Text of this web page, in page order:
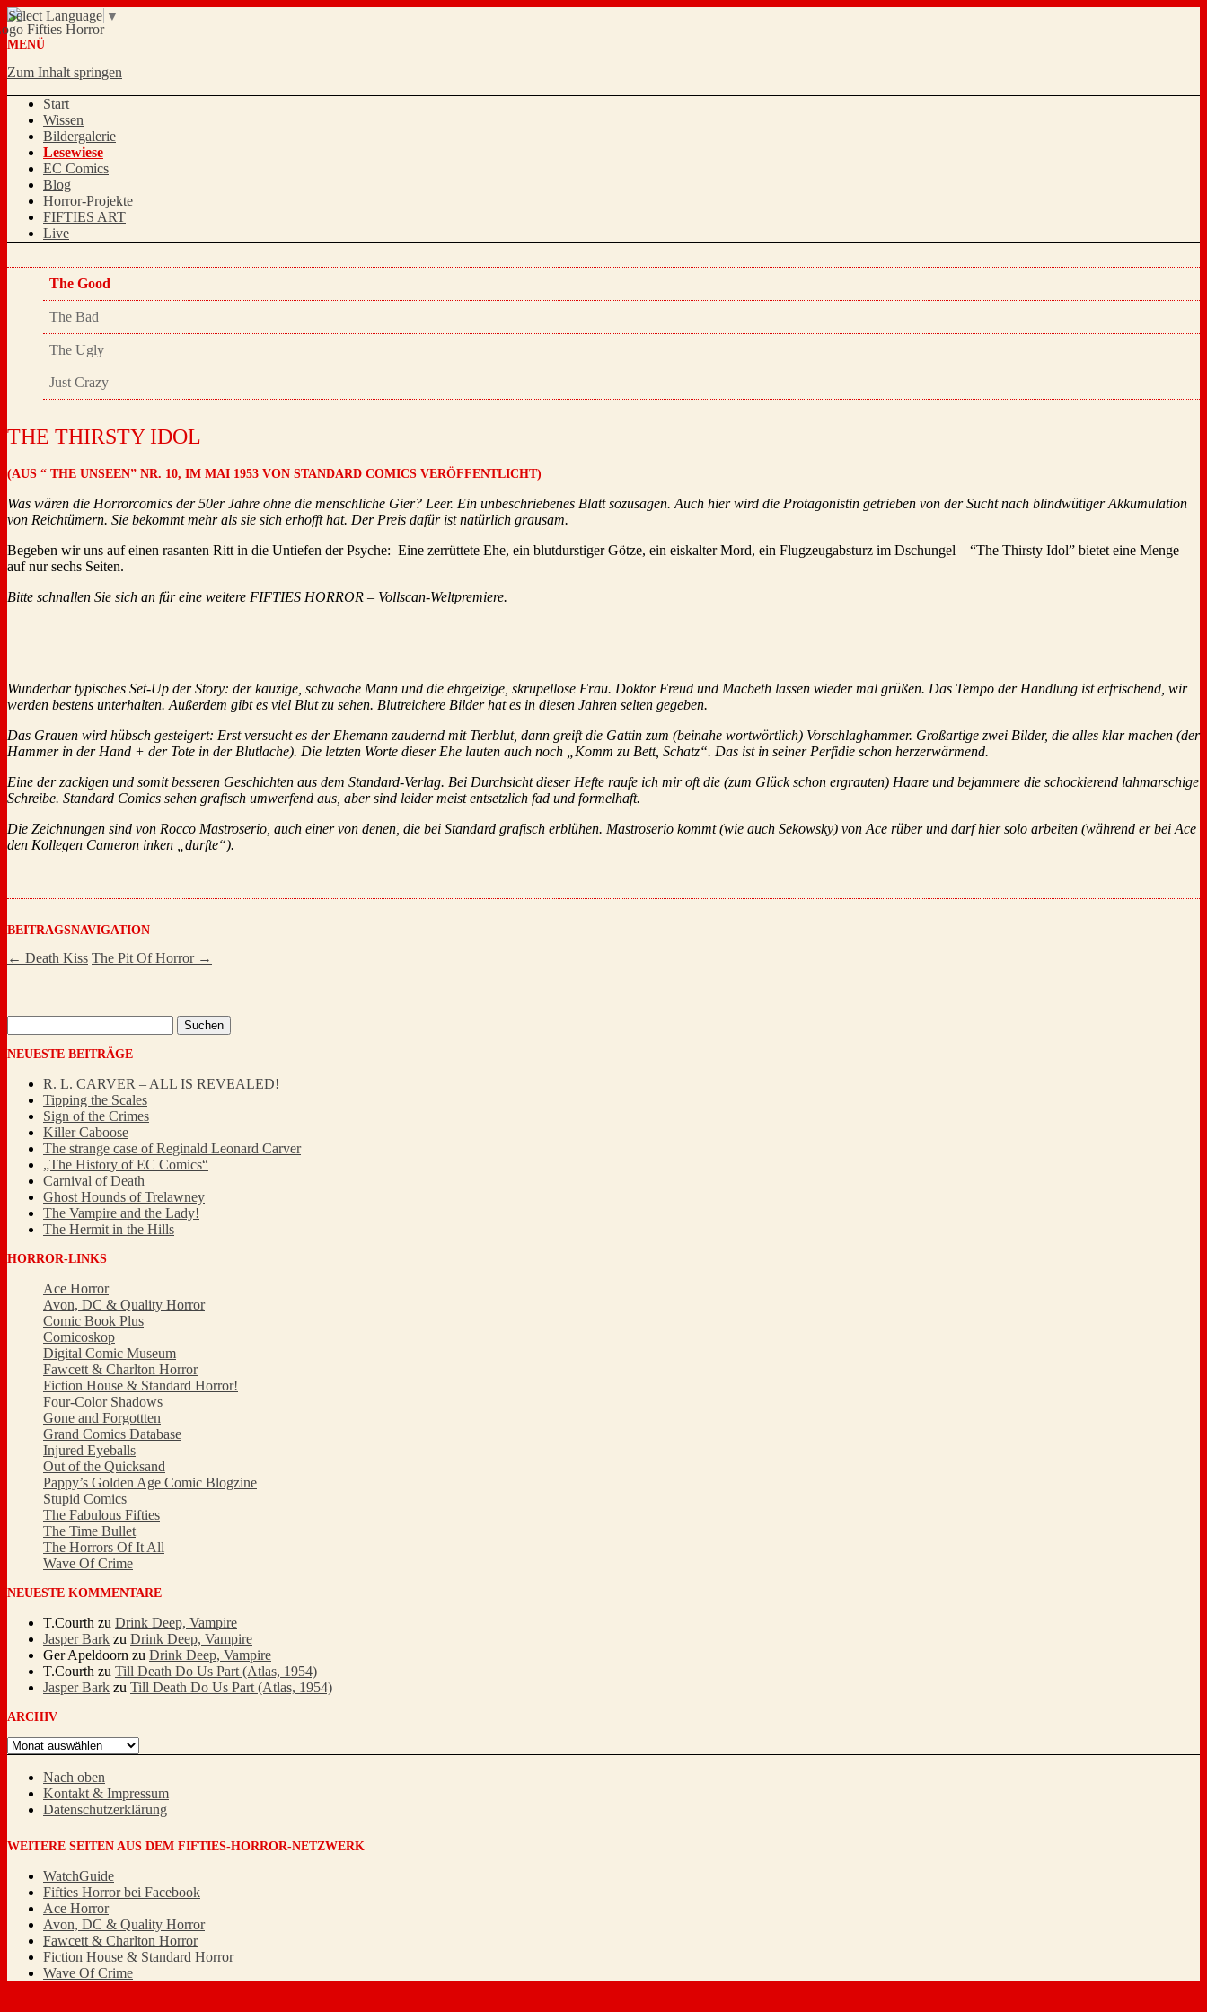
MENÜ
Zum Inhalt springen
Start
Wissen
Bildergalerie
Lesewiese
EC Comics
Blog
Horror-Projekte
FIFTIES ART
Live
Select Language ▼
The Good
The Bad
The Ugly
Just Crazy
THE THIRSTY IDOL
(AUS “ THE UNSEEN” NR. 10, IM MAI 1953 VON STANDARD COMICS VERÖFFENTLICHT)
Was wären die Horrorcomics der 50er Jahre ohne die menschliche Gier? Leer. Ein unbeschriebenes Blatt sozusagen. Auch hier wird die Protagonistin getrieben von der Sucht nach blindwütiger Akkumulation
von Reichtümern. Sie bekommt mehr als sie sich erhofft hat. Der Preis dafür ist natürlich grausam.
Begeben wir uns auf einen rasanten Ritt in die Untiefen der Psyche: Eine zerrüttete Ehe, ein blutdurstiger Götze, ein eiskalter Mord, ein Flugzeugabsturz im Dschungel – “The Thirsty Idol” bietet eine Menge
auf nur sechs Seiten.
Bitte schnallen Sie sich an für eine weitere FIFTIES HORROR – Vollscan-Weltpremiere.
Wunderbar typisches Set-Up der Story: der kauzige, schwache Mann und die ehrgeizige, skrupellose Frau. Doktor Freud und Macbeth lassen wieder mal grüßen. Das Tempo der Handlung ist erfrischend, wir
werden bestens unterhalten. Außerdem gibt es viel Blut zu sehen. Blutreichere Bilder hat es in diesen Jahren selten gegeben.
Das Grauen wird hübsch gesteigert: Erst versucht es der Ehemann zaudernd mit Tierblut, dann greift die Gattin zum (beinahe wortwörtlich) Vorschlaghammer. Großartige zwei Bilder, die alles klar machen (der
Hammer in der Hand + der Tote in der Blutlache). Die letzten Worte dieser Ehe lauten auch noch „Komm zu Bett, Schatz“. Das ist in seiner Perfidie schon herzerwärmend.
Eine der zackigen und somit besseren Geschichten aus dem Standard-Verlag. Bei Durchsicht dieser Hefte raufe ich mir oft die (zum Glück schon ergrauten) Haare und bejammere die schockierend lahmarschige
Schreibe. Standard Comics sehen grafisch umwerfend aus, aber sind leider meist entsetzlich fad und formelhaft.
Die Zeichnungen sind von Rocco Mastroserio, auch einer von denen, die bei Standard grafisch erblühen. Mastroserio kommt (wie auch Sekowsky) von Ace rüber und darf hier solo arbeiten (während er bei Ace
den Kollegen Cameron inken „durfte“).
BEITRAGSNAVIGATION
← Death Kiss The Pit Of Horror →
nach:
NEUESTE BEITRÄGE
R. L. CARVER – ALL IS REVEALED!
Tipping the Scales
Sign of the Crimes
Killer Caboose
The strange case of Reginald Leonard Carver
„The History of EC Comics“
Carnival of Death
Ghost Hounds of Trelawney
The Vampire and the Lady!
The Hermit in the Hills
HORROR-LINKS
Ace Horror
Avon, DC & Quality Horror
Comic Book Plus
Comicoskop
Digital Comic Museum
Fawcett & Charlton Horror
Fiction House & Standard Horror!
Four-Color Shadows
Gone and Forgottten
Grand Comics Database
Injured Eyeballs
Out of the Quicksand
Pappy’s Golden Age Comic Blogzine
Stupid Comics
The Fabulous Fifties
The Time Bullet
The Horrors Of It All
Wave Of Crime
NEUESTE KOMMENTARE
T.Courth zu Drink Deep, Vampire
Jasper Bark zu Drink Deep, Vampire
Ger Apeldoorn zu Drink Deep, Vampire
T.Courth zu Till Death Do Us Part (Atlas, 1954)
Jasper Bark zu Till Death Do Us Part (Atlas, 1954)
ARCHIV
Archiv
Nach oben
Kontakt & Impressum
Datenschutzerklärung
WEITERE SEITEN AUS DEM FIFTIES-HORROR-NETZWERK
WatchGuide
Fifties Horror bei Facebook
Ace Horror
Avon, DC & Quality Horror
Fawcett & Charlton Horror
Fiction House & Standard Horror
Wave Of Crime